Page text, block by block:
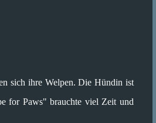
sich ihre Welpen. Die Hündin ist
for Paws" brauchte viel Zeit und